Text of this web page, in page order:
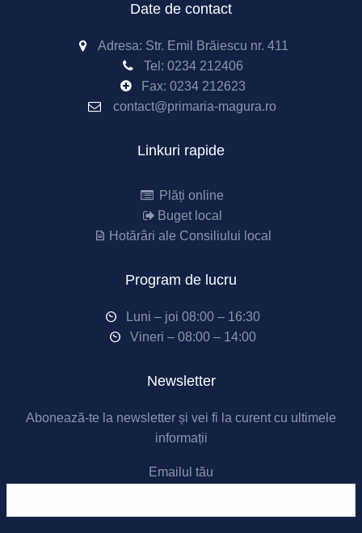
Date de contact
Adresa: Str. Emil Brăiescu nr. 411
Tel: 0234 212406
Fax: 0234 212623
contact@primaria-magura.ro
Linkuri rapide
Plăți online
Buget local
Hotărâri ale Consiliului local
Program de lucru
Luni – joi 08:00 – 16:30
Vineri – 08:00 – 14:00
Newsletter
Abonează-te la newsletter și vei fi la curent cu ultimele
informații
Emailul tău